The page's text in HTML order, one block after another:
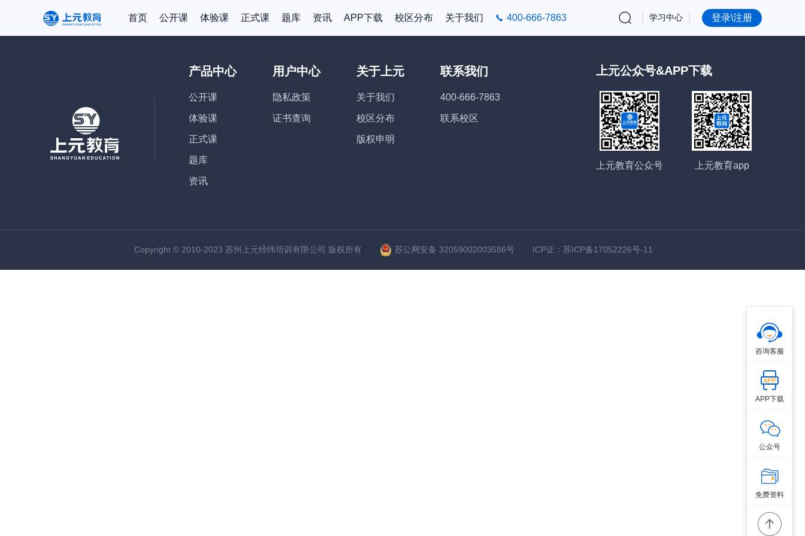
首页 公开课 体验课 正式课 题库 资讯 APP下载 校区分布 关于我们 400-666-7863 学习中心 登录\注册
咨询客服
APP下载
公众号
免费资料
产品中心
公开课
体验课
正式课
题库
资讯
用户中心
隐私政策
证书查询
关于上元
关于我们
校区分布
版权申明
联系我们
400-666-7863
联系校区
上元公众号&APP下载
上元教育公众号 上元教育app
Copyright © 2010-2023 苏州上元经纬培训有限公司 版权所有 苏公网安备 32059002003586号 ICP证：苏ICP备17052226号-11